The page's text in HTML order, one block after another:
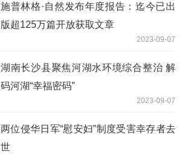
施普林格·自然发布年度报告：迄今已出
版超125万篇开放获取文章
2023-09-07
湖南长沙县聚焦河湖水环境综合整治 解
码河湖“幸福密码”
2023-09-07
两位侵华日军“慰安妇”制度受害幸存者去
世